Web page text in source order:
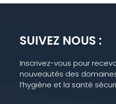
SUIVEZ NOUS :
Inscrivez-vous pour
nouveautés des
l’hygiène et la santé